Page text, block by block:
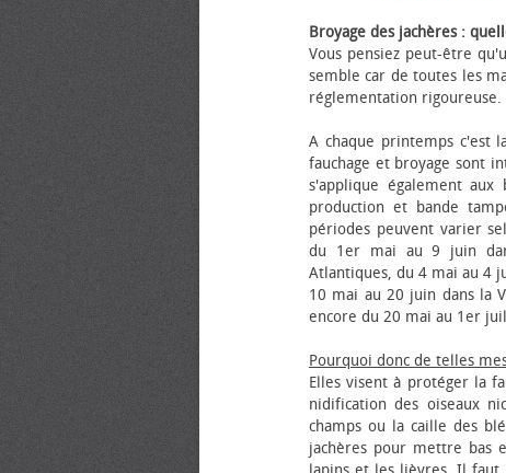
Broyage des jachères :
Vous pensiez peut-être
semble car de toutes les
réglementation rigoureuse.
A chaque printemps c'est
fauchage et broyage sont
s'applique également
production et bande
périodes peuvent varier
du 1er mai au 9 juin
Atlantiques, du 4 mai au 4
10 mai au 20 juin dans la
encore du 20 mai au 1er
Pourquoi donc de telles
Elles visent à protéger la
nidification des oiseaux
champs ou la caille des
jachères pour mettre bas